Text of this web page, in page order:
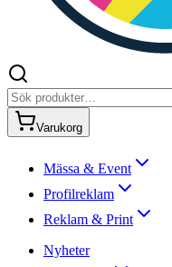
Varukorg
Mässa & Event
Profilreklam
Reklam & Print
Nyheter